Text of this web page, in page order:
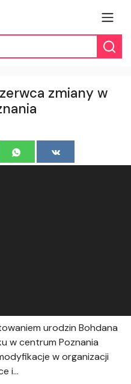
zmiany w
urodzin Bohdana
w centrum Poznania
w organizacji
i...